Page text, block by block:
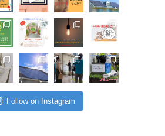
Follow on Instagram